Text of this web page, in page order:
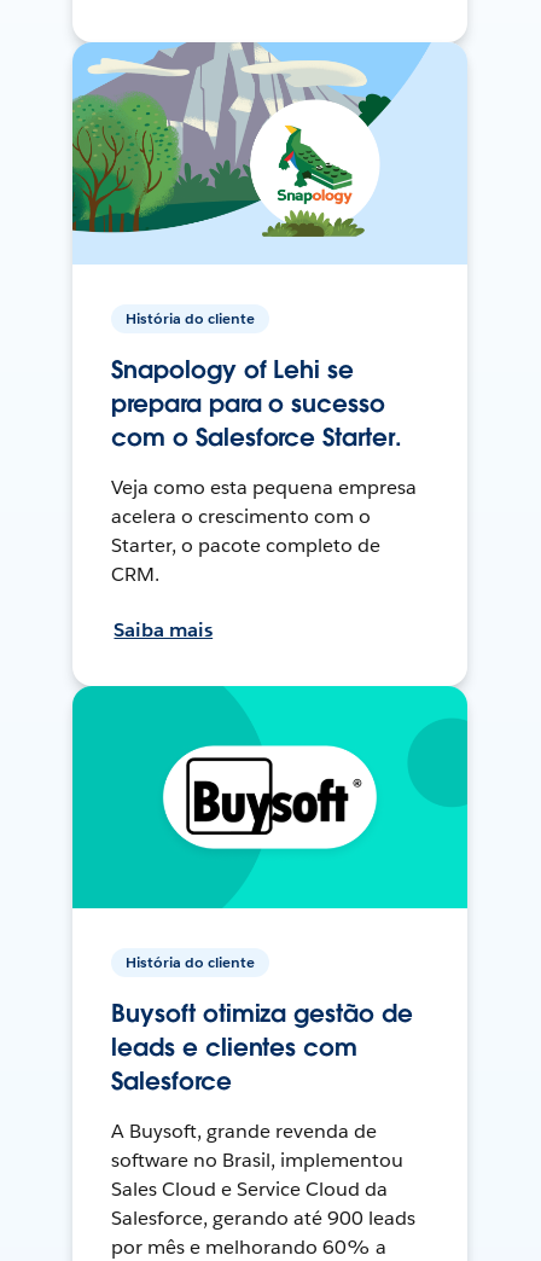
História do cliente
Snapology of Lehi se
prepara para o sucesso
com o Salesforce Starter.
Veja como esta pequena empresa
acelera o crescimento com o
Starter, o pacote completo de
CRM.
Saiba mais
História do cliente
Buysoft otimiza gestão de
leads e clientes com
Salesforce
A Buysoft, grande revenda de
software no Brasil, implementou
Sales Cloud e Service Cloud da
Salesforce, gerando até 900 leads
por mês e melhorando 60% a